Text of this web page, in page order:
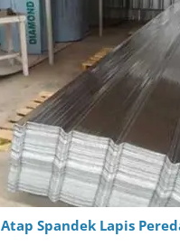
Atap Spandek Lapis